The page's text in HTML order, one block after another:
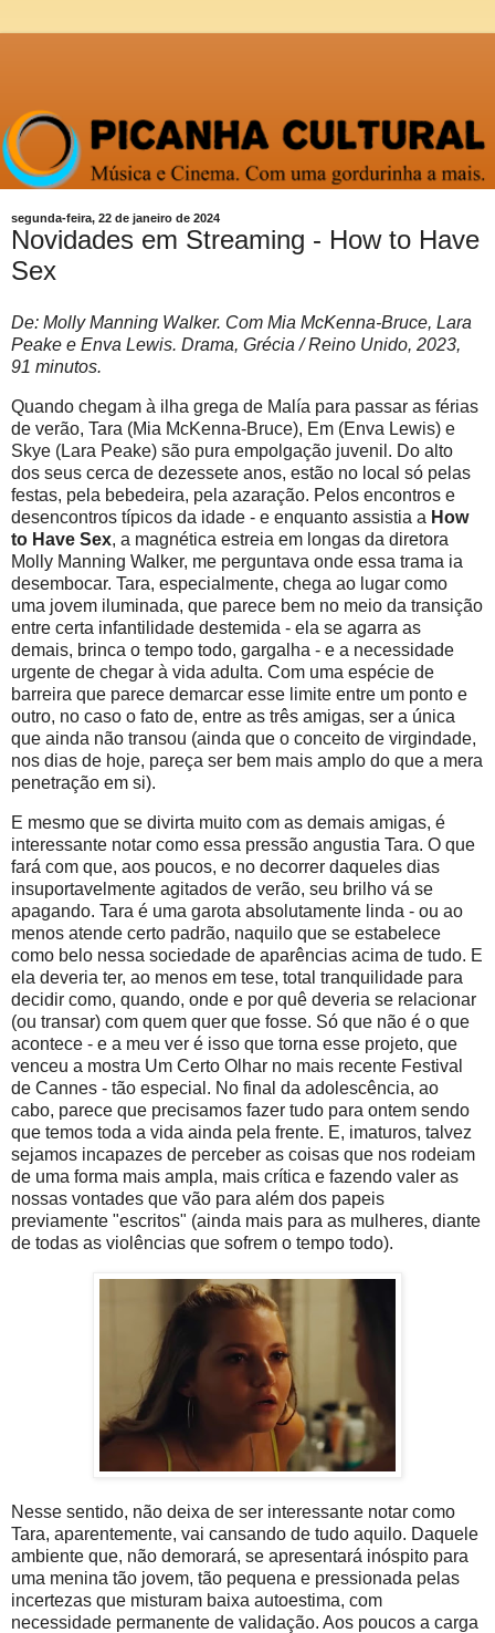
segunda-feira, 22 de janeiro de 2024
Novidades em Streaming - How to Have
Sex
De: Molly Manning Walker. Com Mia McKenna-Bruce, Lara
Peake e Enva Lewis. Drama, Grécia / Reino Unido, 2023,
91 minutos.
Quando chegam à ilha grega de Malía para passar as férias
de verão, Tara (Mia McKenna-Bruce), Em (Enva Lewis) e
Skye (Lara Peake) são pura empolgação juvenil. Do alto
dos seus cerca de dezessete anos, estão no local só pelas
festas, pela bebedeira, pela azaração. Pelos encontros e
desencontros típicos da idade - e enquanto assistia a How
to Have Sex, a magnética estreia em longas da diretora
Molly Manning Walker, me perguntava onde essa trama ia
desembocar. Tara, especialmente, chega ao lugar como
uma jovem iluminada, que parece bem no meio da transição
entre certa infantilidade destemida - ela se agarra as
demais, brinca o tempo todo, gargalha - e a necessidade
urgente de chegar à vida adulta. Com uma espécie de
barreira que parece demarcar esse limite entre um ponto e
outro, no caso o fato de, entre as três amigas, ser a única
que ainda não transou (ainda que o conceito de virgindade,
nos dias de hoje, pareça ser bem mais amplo do que a mera
penetração em si).
E mesmo que se divirta muito com as demais amigas, é
interessante notar como essa pressão angustia Tara. O que
fará com que, aos poucos, e no decorrer daqueles dias
insuportavelmente agitados de verão, seu brilho vá se
apagando. Tara é uma garota absolutamente linda - ou ao
menos atende certo padrão, naquilo que se estabelece
como belo nessa sociedade de aparências acima de tudo. E
ela deveria ter, ao menos em tese, total tranquilidade para
decidir como, quando, onde e por quê deveria se relacionar
(ou transar) com quem quer que fosse. Só que não é o que
acontece - e a meu ver é isso que torna esse projeto, que
venceu a mostra Um Certo Olhar no mais recente Festival
de Cannes - tão especial. No final da adolescência, ao
cabo, parece que precisamos fazer tudo para ontem sendo
que temos toda a vida ainda pela frente. E, imaturos, talvez
sejamos incapazes de perceber as coisas que nos rodeiam
de uma forma mais ampla, mais crítica e fazendo valer as
nossas vontades que vão para além dos papeis
previamente "escritos" (ainda mais para as mulheres, diante
de todas as violências que sofrem o tempo todo).
Nesse sentido, não deixa de ser interessante notar como
Tara, aparentemente, vai cansando de tudo aquilo. Daquele
ambiente que, não demorará, se apresentará inóspito para
uma menina tão jovem, tão pequena e pressionada pelas
incertezas que misturam baixa autoestima, com
necessidade permanente de validação. Aos poucos a carga